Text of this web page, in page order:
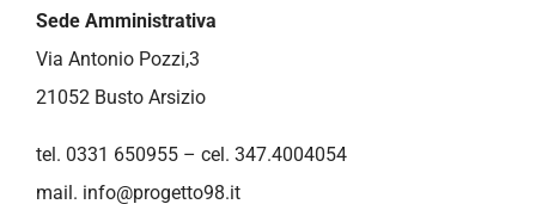
Sede Amministrativa
Via Antonio Pozzi,3
21052 Busto Arsizio
tel. 0331 650955 – cel. 347.4004054
mail. info@progetto98.it